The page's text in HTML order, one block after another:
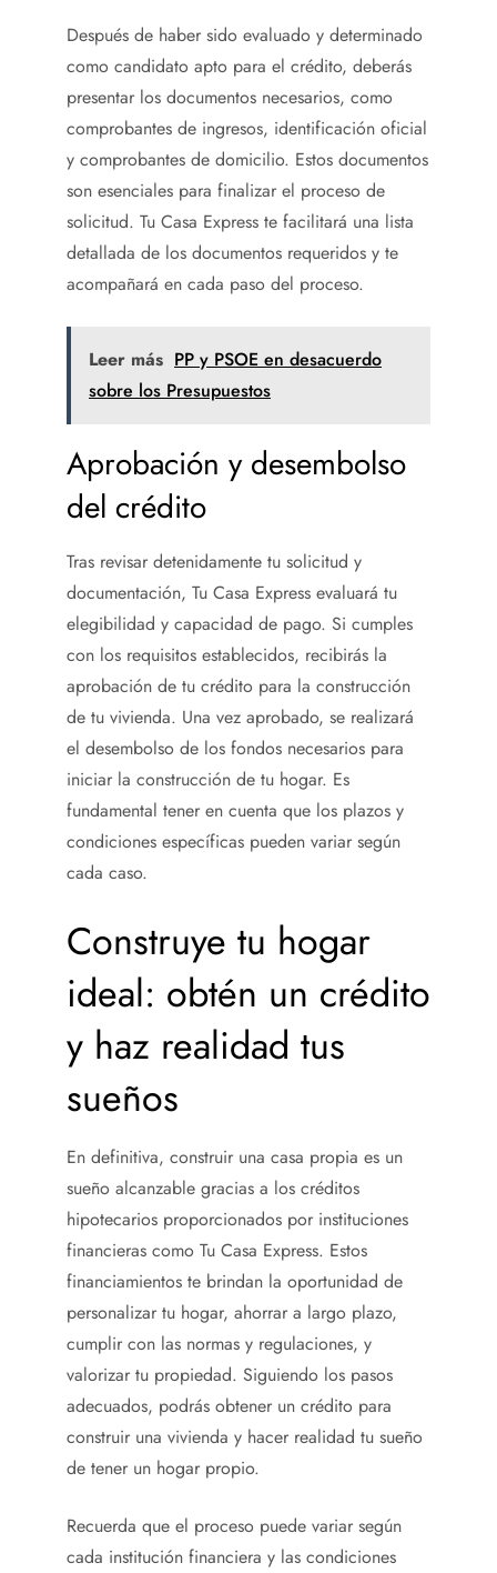
Después de haber sido evaluado y determinado
como candidato apto para el crédito, deberás
presentar los documentos necesarios, como
comprobantes de ingresos, identificación oficial
y comprobantes de domicilio. Estos documentos
son esenciales para finalizar el proceso de
solicitud. Tu Casa Express te facilitará una lista
detallada de los documentos requeridos y te
acompañará en cada paso del proceso.
Leer más PP y PSOE en desacuerdo
sobre los Presupuestos
Aprobación y desembolso
del crédito
Tras revisar detenidamente tu solicitud y
documentación, Tu Casa Express evaluará tu
elegibilidad y capacidad de pago. Si cumples
con los requisitos establecidos, recibirás la
aprobación de tu crédito para la construcción
de tu vivienda. Una vez aprobado, se realizará
el desembolso de los fondos necesarios para
iniciar la construcción de tu hogar. Es
fundamental tener en cuenta que los plazos y
condiciones específicas pueden variar según
cada caso.
Construye tu hogar
ideal: obtén un crédito
y haz realidad tus
sueños
En definitiva, construir una casa propia es un
sueño alcanzable gracias a los créditos
hipotecarios proporcionados por instituciones
financieras como Tu Casa Express. Estos
financiamientos te brindan la oportunidad de
personalizar tu hogar, ahorrar a largo plazo,
cumplir con las normas y regulaciones, y
valorizar tu propiedad. Siguiendo los pasos
adecuados, podrás obtener un crédito para
construir una vivienda y hacer realidad tu sueño
de tener un hogar propio.
Recuerda que el proceso puede variar según
cada institución financiera y las condiciones